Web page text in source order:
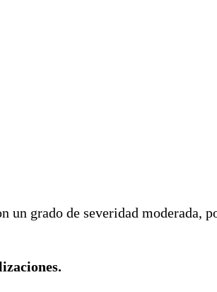
un grado de severidad moderada,